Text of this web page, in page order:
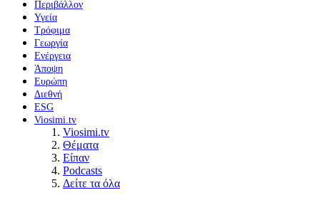
Περιβάλλον
Υγεία
Τρόφιμα
Γεωργία
Ενέργεια
Άποψη
Ευρώπη
Διεθνή
ESG
Viosimi.tv
Viosimi.tv
Θέματα
Είπαν
Podcasts
Δείτε τα όλα